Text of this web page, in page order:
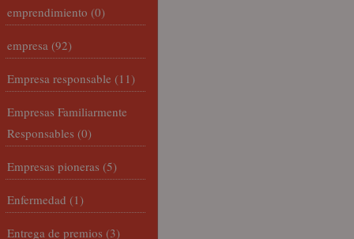
emprendimiento (0)
empresa (92)
Empresa responsable (11)
Empresas Familiarmente
Responsables (0)
Empresas pioneras (5)
Enfermedad (1)
Entrega de premios (3)